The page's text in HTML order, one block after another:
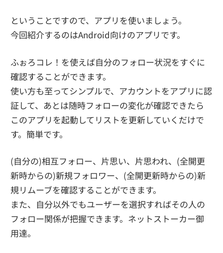
ということですので、アプリを使いましょう。
今回紹介するのはAndroid向けのアプリです。
ふぉろコレ！を使えば自分のフォロー状況をすぐに
確認することができます。
使い方も至ってシンプルで、アカウントをアプリに認
証して、あとは随時フォローの変化が確認できたら
このアプリを起動してリストを更新していくだけで
す。簡単です。
(自分の)相互フォロー、片思い、片思われ、(全開更
新時からの)新規フォロワー、(全開更新時からの)新
規リムーブを確認することができます。
また、自分以外でもユーザーを選択すればその人の
フォロー関係が把握できます。ネットストーカー御
用達。